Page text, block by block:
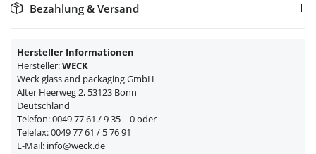
Bezahlung & Versand
Hersteller Informationen
Hersteller:WECK
Weck glass and packaging GmbH
Alter Heerweg 2, 53123 Bonn
Deutschland
Telefon: 0049 77 61 / 9 35 – 0 oder
Telefax: 0049 77 61 / 5 76 91
E-Mail: info@weck.de